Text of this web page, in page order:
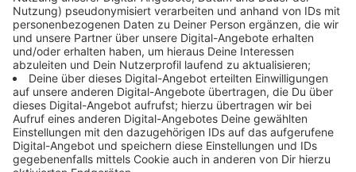
Bergischen sind es mit acht nur halb so viele. Auch die
Inzidenz ist hier mit 33,2 weiter deutlich niedriger.
Gemeinsam mit Remscheid kann Rhein-Berg auch
heute den zweitniedrigsten Wert in ganz NRW
vorweisen.
Der Rheinisch-Bergische Kreis weist darauf hin, dass
es in den kommenden Tagen zu geringfügigen
Abweichungen zwischen den kreiseigenen Zahlen und